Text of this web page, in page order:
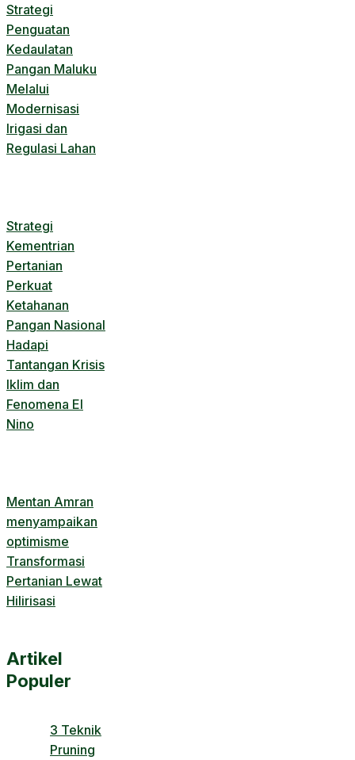
Strategi
Penguatan
Kedaulatan
Pangan Maluku
Melalui
Modernisasi
Irigasi dan
Regulasi Lahan
Strategi
Kementrian
Pertanian
Perkuat
Ketahanan
Pangan Nasional
Hadapi
Tantangan Krisis
Iklim dan
Fenomena El
Nino
Mentan Amran
menyampaikan
optimisme
Transformasi
Pertanian Lewat
Hilirisasi
Artikel
Populer
3 Teknik
Pruning